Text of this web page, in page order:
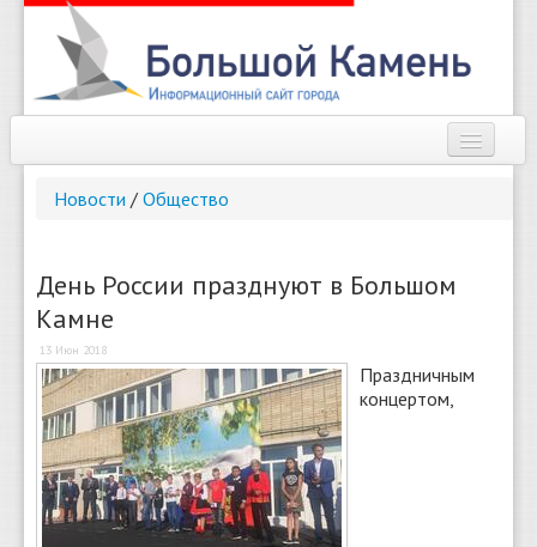
Новости
Справочник
Погода
О сайте
Новости / Общество
День России празднуют в Большом
Камне
13 Июн 2018
Праздничным
концертом,